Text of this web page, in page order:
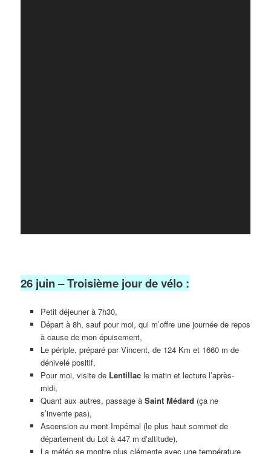
26 juin – Troisième jour de vélo :
Petit déjeuner à 7h30,
Départ à 8h, sauf pour moi, qui m’offre une journée de repos
à cause de mon épuisement,
Le périple, préparé par Vincent, de 124 Km et 1660 m de
dénivelé positif,
Pour moi, visite de Lentillacle matin et lecture l’après-
midi,
Quant aux autres, passage à Saint Médard (ça ne
s’invente pas),
Ascension au mont Impérnal (le plus haut sommet de
département du Lot à 447 m d’altitude),
La météo se montre plus clémente avec une température